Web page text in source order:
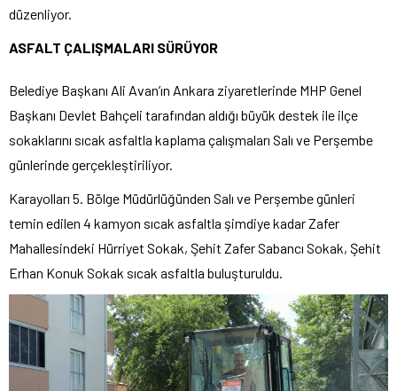
düzenliyor.
ASFALT ÇALIŞMALARI SÜRÜYOR
Belediye Başkanı Ali Avan’ın Ankara ziyaretlerinde MHP Genel
Başkanı Devlet Bahçeli tarafından aldığı büyük destek ile ilçe
sokaklarını sıcak asfaltla kaplama çalışmaları Salı ve Perşembe
günlerinde gerçekleştiriliyor.
Karayolları 5. Bölge Müdürlüğünden Salı ve Perşembe günleri
temin edilen 4 kamyon sıcak asfaltla şimdiye kadar Zafer
Mahallesindeki Hürriyet Sokak, Şehit Zafer Sabancı Sokak, Şehit
Erhan Konuk Sokak sıcak asfaltla buluşturuldu.